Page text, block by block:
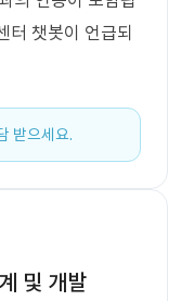
터 챗봇이 언급되
받으세요.
및 개발